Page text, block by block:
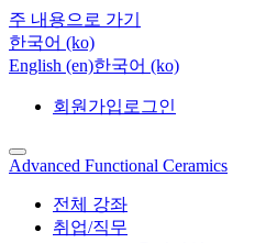
주 내용으로 가기
한국어 ‎(ko)‎
English ‎(en)‎한국어 ‎(ko)‎
회원가입 로그인
Advanced Functional Ceramics
전체 강좌
취업/직무